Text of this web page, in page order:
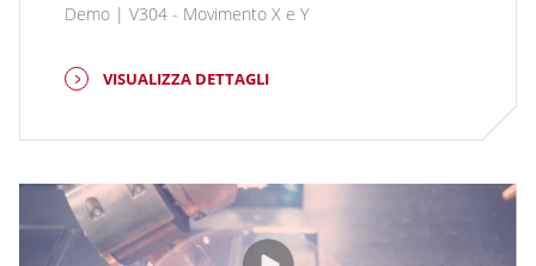
Demo | V304 - Movimento X e Y
VISUALIZZA DETTAGLI